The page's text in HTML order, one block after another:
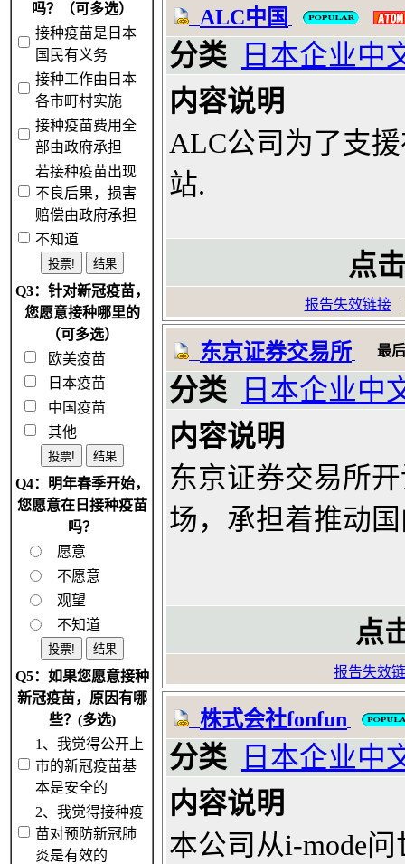
吗？（可多选）
接种疫苗是日本
国民有义务
接种工作由日本
各市町村实施
接种疫苗费用全
部由政府承担
若接种疫苗出现
不良后果，损害
赔偿由政府承担
不知道
Q3：针对新冠疫苗，
您愿意接种哪里的
（可多选）
欧美疫苗
日本疫苗
中国疫苗
其他
Q4：明年春季开始，
您愿意在日接种疫苗
吗？
愿意
不愿意
观望
不知道
Q5：如果您愿意接种
新冠疫苗，原因有哪
些？(多选)
1、我觉得公开上
市的新冠疫苗基
本是安全的
2、我觉得接种疫
苗对预防新冠肺
炎是有效的
ALC中国
分类
日本企业中
内容说明
ALC公司为了支
站.
点
报告失效链接
东京证券交易所 最
分类
日本企业中
内容说明
东京证券交易所
场，承担着推动
点
报告失效
株式会社fonfun
分类
日本企业中
内容说明
本公司从i-mode